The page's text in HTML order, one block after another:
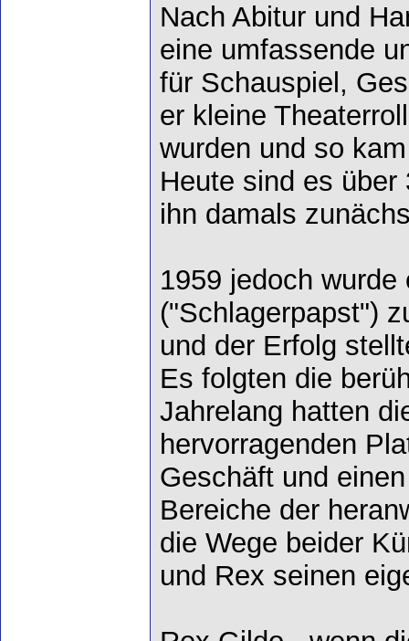
Nach Abitur und
eine umfassende
für Schauspiel,
er kleine
wurden und so
Heute sind es
ihn damals
1959 jedoch
("Schlagerpapst")
und der Erfolg
Es folgten die
Jahrelang hatten
hervorragenden
Geschäft und
Bereiche der
die Wege beider
und Rex seinen